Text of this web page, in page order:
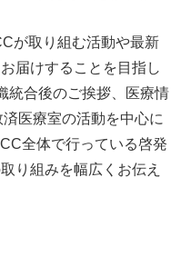
が取り組む活動や最新
届けすることを目指し
統合後のご挨拶、医療情
医療室の活動を中心に
全体で行っている啓発
り組みを幅広くお伝え